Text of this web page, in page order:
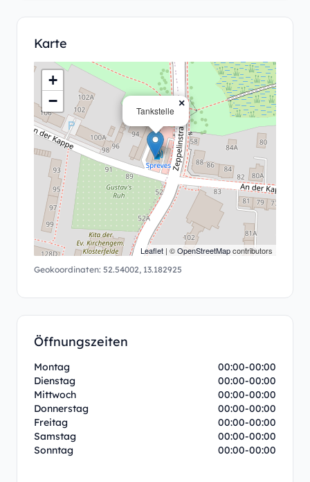
Karte
Tankstelle
×
+
−
Leaflet | ©OpenStreetMapcontributors
Geokoordinaten: 52.54002, 13.182925
Öffnungszeiten
Montag
00:00-00:00
Dienstag
00:00-00:00
Mittwoch
00:00-00:00
Donnerstag
00:00-00:00
Freitag
00:00-00:00
Samstag
00:00-00:00
Sonntag
00:00-00:00